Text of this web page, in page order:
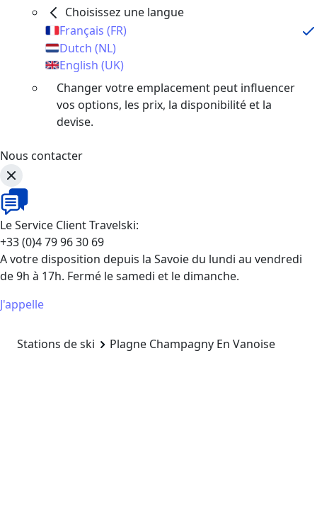
Choisissez une langue
Français (FR)
Dutch (NL)
English (UK)
Changer votre emplacement peut influencer
vos options, les prix, la disponibilité et la
devise.
Nous contacter
Le Service Client Travelski:
+33 (0)4 79 96 30 69
A votre disposition depuis la Savoie du lundi au vendredi
de 9h à 17h. Fermé le samedi et le dimanche.
J'appelle
Stations de ski Plagne Champagny En Vanoise